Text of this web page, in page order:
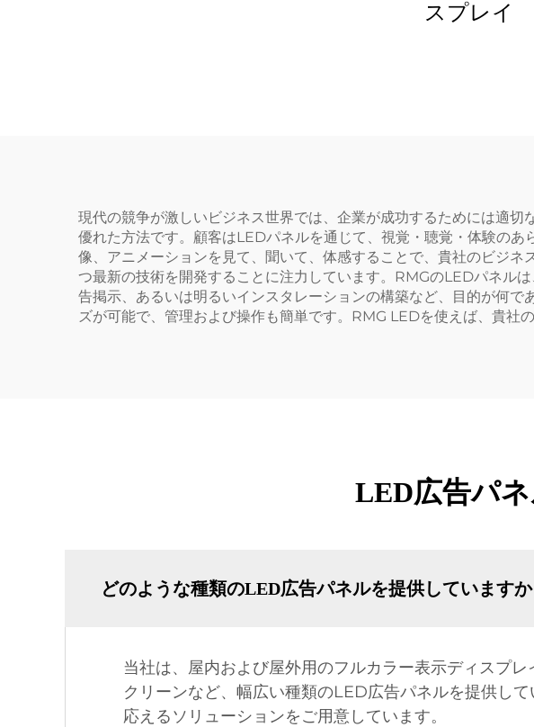
スプレイ
現代の競争が激しいビジネス世界では、企業が成功するためには適
優れた方法です。顧客はLEDパネルを通じて、視覚・聴覚・体験の
像、アニメーションを見て、聞いて、体感することで、貴社のビジ
つ最新の技術を開発することに注力しています。RMGのLEDパネル
告掲示、あるいは明るいインスタレーションの構築など、目的が何
ズが可能で、管理および操作も簡単です。RMG LEDを使えば、貴社
LED広告パ
どのような種類のLED広告パネルを提供していますか
当社は、屋内および屋外用のフルカラー表示ディスプ
クリーンなど、幅広い種類のLED広告パネルを提供し
応えるソリューションをご用意しています。